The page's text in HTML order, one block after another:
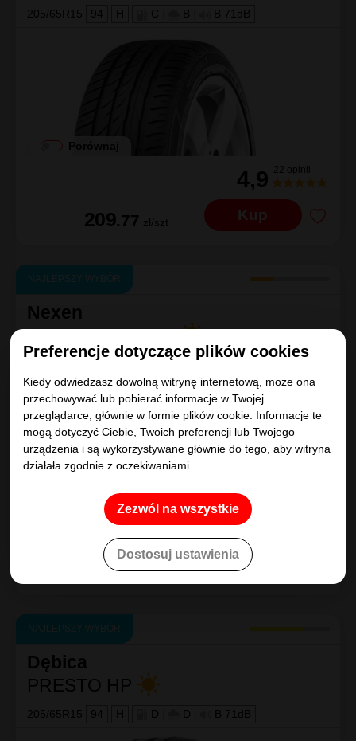
Preferencje dotyczące plików cookies
Kiedy odwiedzasz dowolną witrynę internetową, może ona
przechowywać lub pobierać informacje w Twojej
przeglądarce, głównie w formie plików cookie. Informacje te
mogą dotyczyć Ciebie, Twoich preferencji lub Twojego
urządzenia i są wykorzystywane głównie do tego, aby witryna
działała zgodnie z oczekiwaniami.
Zezwól na wszystkie
Dostosuj ustawienia
205/65R15 94 H C B B 71dB
Porównaj
4,9 22 opinii
209.77 zł/szt Kup
NAJLEPSZY WYBÓR
Nexen
N'BLUE HD PLUS
94
Porównaj
5,0
293.44zł/szt Kup
NAJLEPSZY WYBÓR
Dębica
PRESTO HP
205/65R15 94 H D D B 71dB